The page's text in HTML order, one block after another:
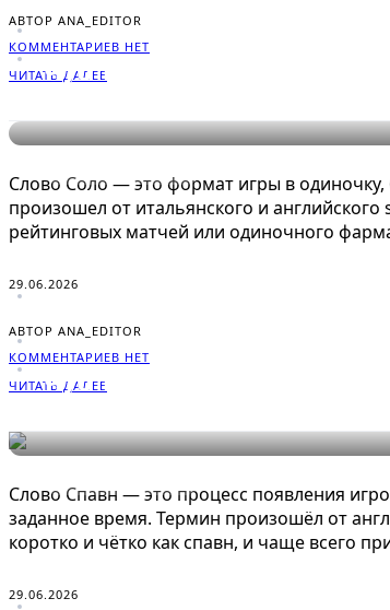
АВТОР ANA_EDITOR
КОММЕНТАРИЕВ НЕТ
ЧИТАТЬ ДАЛЕЕ
Что такое Соло в играх:
Слово Соло — это формат игры в одиночку,
произошел от итальянского и
рейтинговых матчей или одиночного
29.06.2026
АВТОР ANA_EDITOR
КОММЕНТАРИЕВ НЕТ
ЧИТАТЬ ДАЛЕЕ
Что такое Спавн в
Слово Спавн — это процесс появления
заданное время. Термин произошёл от
коротко и чётко как спавн, и чаще всего
29.06.2026